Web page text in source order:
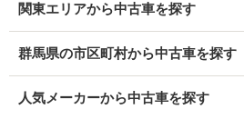
関東エリアから中古車を探す
群馬県の市区町村から中古車を探す
人気メーカーから中古車を探す